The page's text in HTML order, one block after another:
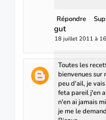
Répondre
gut
18 juillet 2011 à
Toutes les
bienvenues sur
peu d'ail, je
feta pareil j'en
n'en ai jamais
je me le